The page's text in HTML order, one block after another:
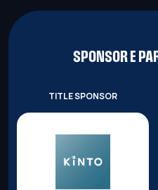
SPONSOR E
TITLE SPONSOR